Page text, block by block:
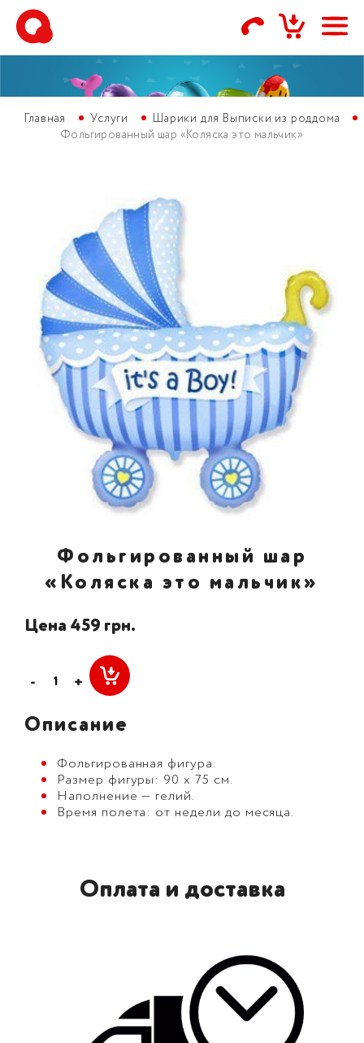
Главная Услуги
Шарики для Выписки из роддома
Фольгированный шар «Коляска это мальчик»
Фольгированный шар
«Коляска это мальчик»
Цена 459 грн.
- +
Описание
Фольгированная фигура.
Размер фигуры: 90 х 75 см.
Наполнение — гелий.
Время полета: от недели до месяца.
Оплата и доставка